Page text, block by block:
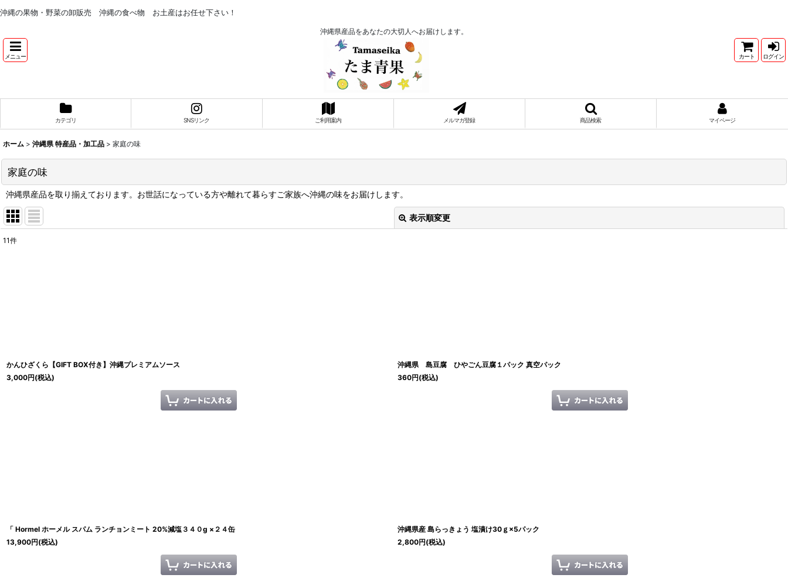
沖縄の果物・野菜の卸販売 沖縄の食べ物 お土産はお任せ下さい！
沖縄県産品をあなたの大切人へお届けします。
メニュー カート ログイン
カテゴリ SNSリンク ご利用案内 メルマガ登録 商品検索 マイページ
ホーム > 沖縄県 特産品・加工品 > 家庭の味
家庭の味
沖縄県産品を取り揃えております。お世話になっている方や離れて暮らすご家族へ沖縄の味をお届けします。
表示順変更
11件
かんひざくら【GIFT BOX付き】沖縄プレミアムソース
3,000円(税込)
沖縄県 島豆腐 ひやごん豆腐１パック 真空パック
360円(税込)
「 Hormel ホーメル スパム ランチョンミート 20%減塩３４０g ×２４缶
13,900円(税込)
沖縄県産 島らっきょう 塩漬け30ｇ×5パック
2,800円(税込)